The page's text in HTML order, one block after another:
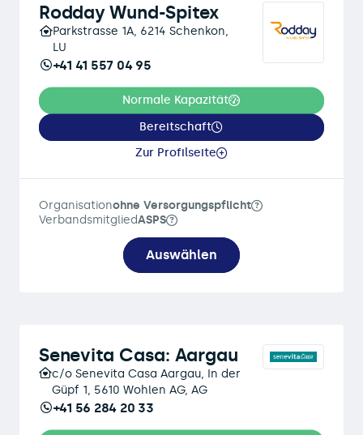
Rodday Wund-Spitex
Parkstrasse 1A, 6214 Schenkon,
LU
+41 41 557 04 95
Normale Kapazität
Bereitschaft
Zur Profilseite
Organisationohne Versorgungspflicht
VerbandsmitgliedASPS
Auswählen
Senevita Casa: Aargau
c/o Senevita Casa Aargau, In der
Güpf 1, 5610 Wohlen AG, AG
+41 56 284 20 33